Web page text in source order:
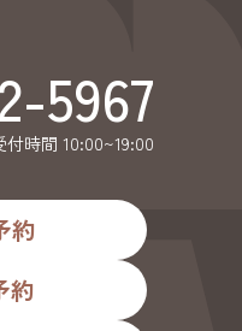
5967
付時間 10:00~19:00
約
約